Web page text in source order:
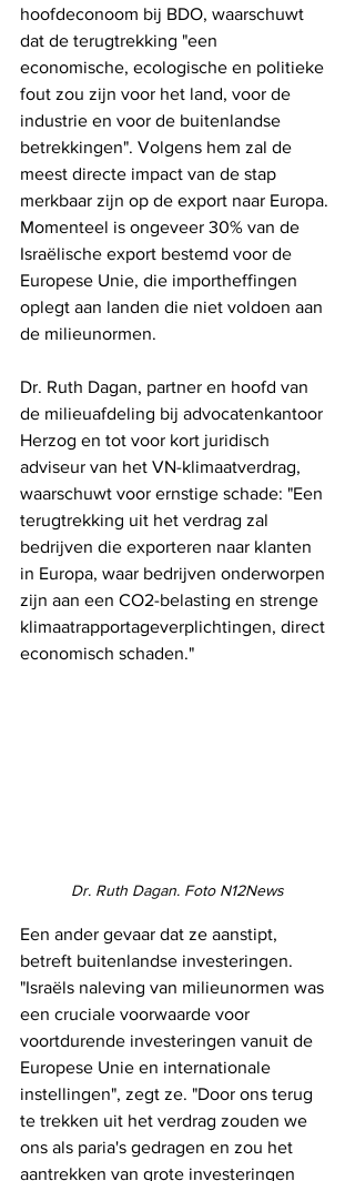
hoofdeconoom bij BDO, waarschuwt
dat de terugtrekking "een
economische, ecologische en politieke
fout zou zijn voor het land, voor de
industrie en voor de buitenlandse
betrekkingen". Volgens hem zal de
meest directe impact van de stap
merkbaar zijn op de export naar Europa.
Momenteel is ongeveer 30% van de
Israëlische export bestemd voor de
Europese Unie, die importheffingen
oplegt aan landen die niet voldoen aan
de milieunormen.
Dr. Ruth Dagan, partner en hoofd van
de milieuafdeling bij advocatenkantoor
Herzog en tot voor kort juridisch
adviseur van het VN-klimaatverdrag,
waarschuwt voor ernstige schade: "Een
terugtrekking uit het verdrag zal
bedrijven die exporteren naar klanten
in Europa, waar bedrijven onderworpen
zijn aan een CO2-belasting en strenge
klimaatrapportageverplichtingen, direct
economisch schaden."
Dr. Ruth Dagan. Foto N12News
Een ander gevaar dat ze aanstipt,
betreft buitenlandse investeringen.
"Israëls naleving van milieunormen was
een cruciale voorwaarde voor
voortdurende investeringen vanuit de
Europese Unie en internationale
instellingen", zegt ze. "Door ons terug
te trekken uit het verdrag zouden we
ons als paria's gedragen en zou het
aantrekken van grote investeringen